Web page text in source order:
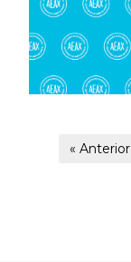
« Anterior